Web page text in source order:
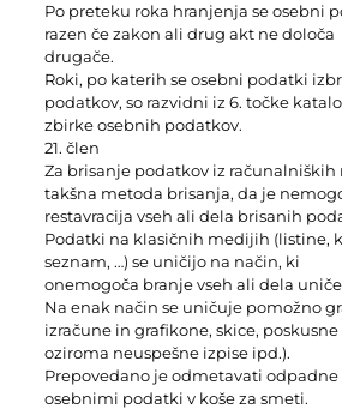
Po preteku roka hranjenja se osebni
razen če zakon ali drug akt ne določa
drugače.
Roki, po katerih se osebni podatki
podatkov, so razvidni iz 6. točke
zbirke osebnih podatkov.
21. člen
Za brisanje podatkov iz računalniških
takšna metoda brisanja, da je
restavracija vseh ali dela brisanih
Podatki na klasičnih medijih (listine,
seznam, …) se uničijo na način, ki
onemogoča branje vseh ali dela
Na enak način se uničuje pomožno
izračune in grafikone, skice, poskusne
oziroma neuspešne izpise ipd.).
Prepovedano je odmetavati odpadne
osebnimi podatki v koše za smeti.